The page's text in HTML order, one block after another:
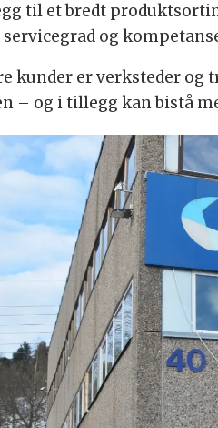
til et bredt
og
kunder er verksteder og
– og i tillegg kan bistå